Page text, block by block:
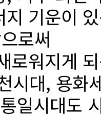
기운이
로써
로워지게
시대, 용화
일시대도